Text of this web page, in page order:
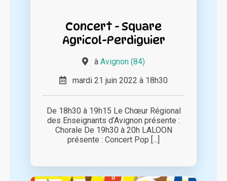
Concert - Square
Agricol-Perdiguier
à Avignon (84)
mardi 21 juin 2022 à 18h30
De 18h30 à 19h15 Le Chœur Régional
des Enseignants d’Avignon présente :
Chorale De 19h30 à 20h LALOON
présente : Concert Pop [...]